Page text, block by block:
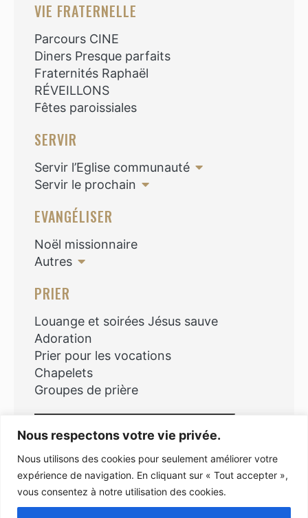
Nous respectons votre vie privée.
Nous utilisons des cookies pour seulement améliorer votre
expérience de navigation. En cliquant sur « Tout accepter »,
vous consentez à notre utilisation des cookies.
VIE FRATERNELLE
Parcours CINE
Diners Presque parfaits
Fraternités Raphaël
RÉVEILLONS
Fêtes paroissiales
SERVIR
Servir l’Eglise communauté
Servir le prochain
EVANGÉLISER
Noël missionnaire
Autres
PRIER
Louange et soirées Jésus sauve
Adoration
Prier pour les vocations
Chapelets
Groupes de prière